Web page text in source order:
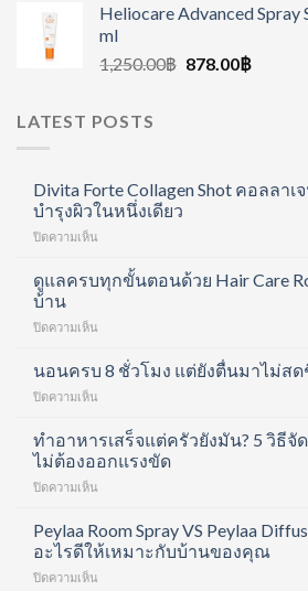
Heliocare Advanced
ml
1,250.00฿ 878.00฿
LATEST POSTS
Divita Forte Collagen Shot คอลลา
บำรุงผิวในหนึ่งเดียว
ปิดความเห็น
Collagen
คอ
ลา
ช็อต
ข้อ
และ
หนึ่ง
เดียว
ดูแลครบทุกขั้นตอนด้วย Hair Care
บ้าน
ปิดความเห็น
ครบ
ทุก
ขั้น
ด้วย
Hair
Routine
ทำได้
เอง
นอนครบ 8 ชั่วโมง แต่ยังตื่นมาไม่สด
ปิดความเห็น
8
ชั่วโมง
แต่
ตื่น
มา
สดชื่น
ทำอาหารเสร็จแต่ครัวยังมัน? 5 วิธี
ไม่ต้องออกแรงขัด
ปิดความเห็น
เสร็จ
แต่
ครัว
Peylaa Room Spray VS Peylaa
อะไรดีให้เหมาะกับบ้านของคุณ
ปิดความเห็น